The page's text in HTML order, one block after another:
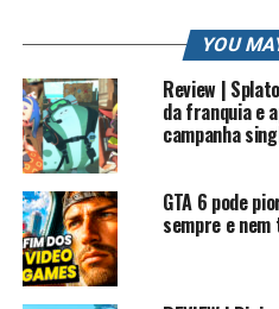
Contato Profissional:
#rkplay #streetsofrage
PLAYLIST HISTORIA DOS
Mais sobre Super Smash Bros
Super Smash Bros. Ultimate,
Smash Bros. Special (大乱闘
SPECIAL Dairantō Sumasshu
YOU
Review |
da franquia e
campanha
GTA 6 pode
sempre e